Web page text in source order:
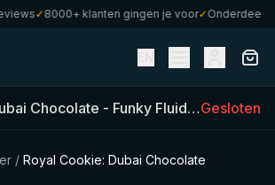
✓8000+ klanten gingen je voor✓Onderdeel van
Chocolate - Funky Fluid(500ml)•
Gesloten
/ Royal Cookie: Dubai Chocolate